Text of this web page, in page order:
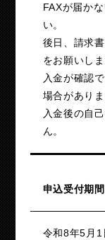
FAXが届か
い。
後日、請求
をお願いしま
入金が確認
場合がありま
入金後の自
ん。
申込受付期間
令和8年5月